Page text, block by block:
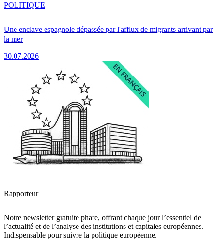
Une enclave espagnole dépassée par l'afflux de migrants arrivant par
la mer
30.07.2026
POLITIQUE
Rapporteur
Notre newsletter gratuite phare, offrant chaque jour l’essentiel de
l’actualité et de l’analyse des institutions et capitales européennes.
Indispensable pour suivre la politique européenne.